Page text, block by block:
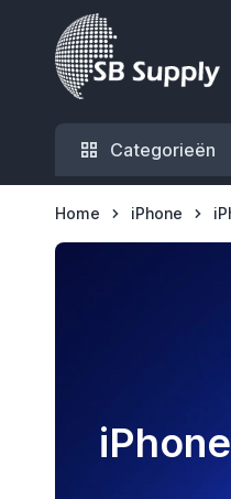
Ga naar de inhoud
Categorieën
Home iPhone